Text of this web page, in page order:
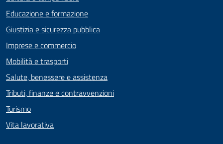
Educazione e formazione
Giustizia e sicurezza pubblica
Imprese e commercio
Mobilità e trasporti
Salute, benessere e assistenza
Tributi, finanze e contravvenzioni
Turismo
Vita lavorativa